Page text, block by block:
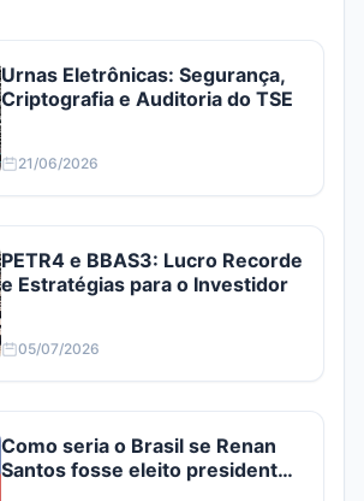
Urnas Eletrônicas: Segurança,
Criptografia e Auditoria do TSE
21/06/2026
PETR4 e BBAS3: Lucro Recorde
e Estratégias para o Investidor
05/07/2026
Como seria o Brasil se Renan
Santos fosse eleito presidente?